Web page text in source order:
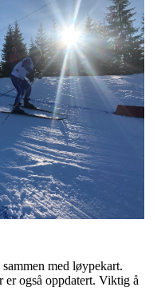
med løypekart.
er også oppdatert. Viktig å